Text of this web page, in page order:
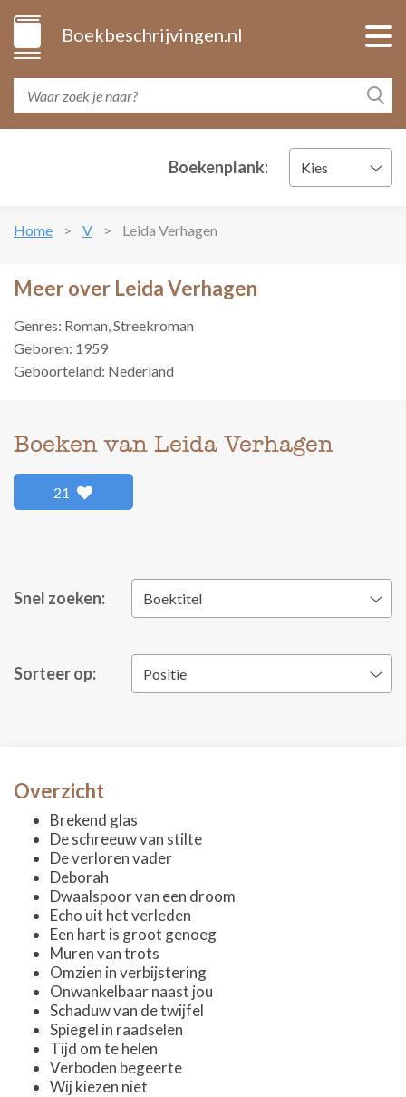
Boekbeschrijvingen.nl
Boekenplank: Kies
Home V Leida Verhagen
Meer over Leida Verhagen
Genres: Roman, Streekroman
Geboren: 1959
Geboorteland: Nederland
Boeken van Leida Verhagen
21
Snel zoeken: Boektitel
Sorteer op: Positie
Overzicht
Brekend glas
De schreeuw van stilte
De verloren vader
Deborah
Dwaalspoor van een droom
Echo uit het verleden
Een hart is groot genoeg
Muren van trots
Omzien in verbijstering
Onwankelbaar naast jou
Schaduw van de twijfel
Spiegel in raadselen
Tijd om te helen
Verboden begeerte
Wij kiezen niet